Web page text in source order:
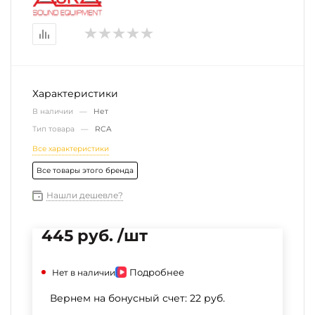
Характеристики
В наличии — Нет
Тип товара — RCA
Все характеристики
Все товары этого бренда
Нашли дешевле?
445 руб. /шт
Нет в наличии Подробнее
Вернем на бонусный счет: 22 руб.